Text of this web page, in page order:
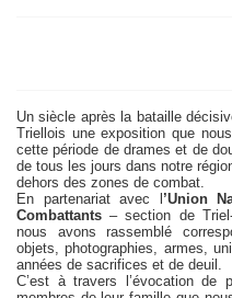
Un siècle après la bataille
Triellois une exposition que
cette période de drames et de
de tous les jours dans notre
dehors des zones de combat.
En partenariat avec l ’Union
Combattants – section de
nous avons rassemblé
objets, photographies, armes,
années de sacrifices et de deuil.
C’est à travers l’évocation de